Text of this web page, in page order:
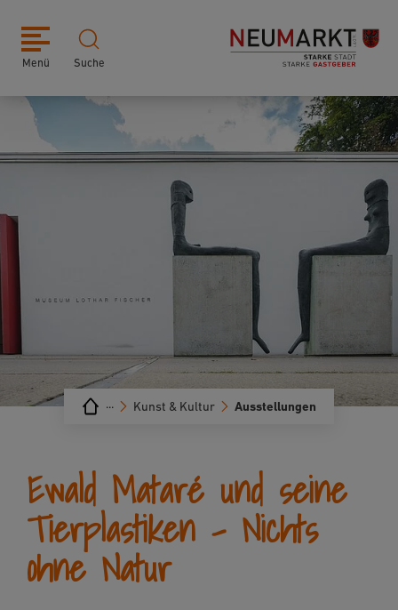
Menü Suche
Ausstellungen
Kunst & Kultur
···
Ewald Mataré und seine
Tierplastiken – Nichts
ohne Natur